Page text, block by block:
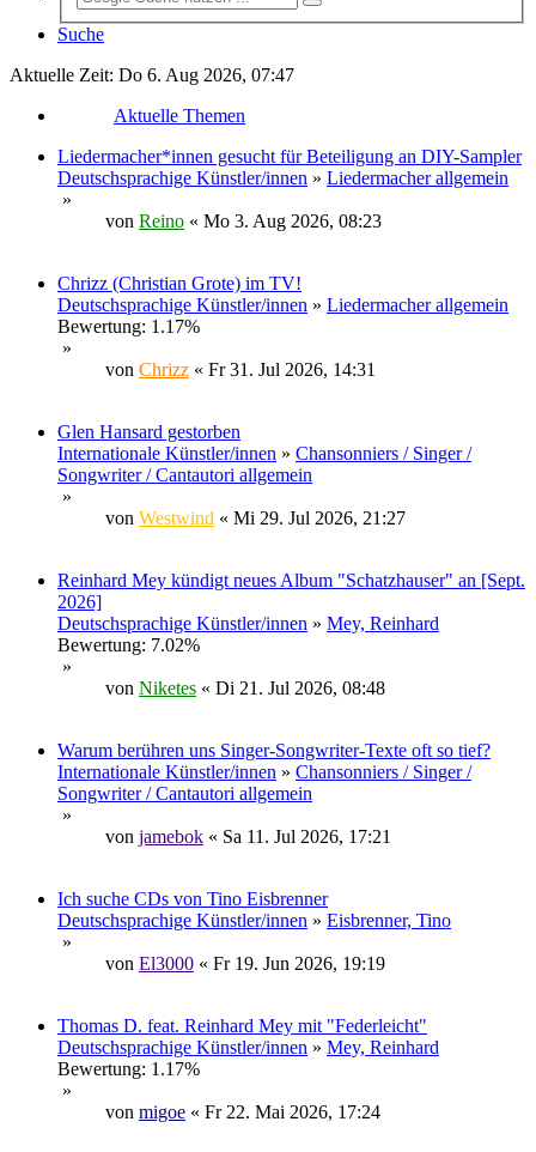
Suche
Aktuelle Zeit: Do 6. Aug 2026, 07:47
Aktuelle Themen
Liedermacher*innen gesucht für Beteiligung an DIY-Sampler
Deutschsprachige Künstler/innen » Liedermacher allgemein
»
von Reino « Mo 3. Aug 2026, 08:23
Chrizz (Christian Grote) im TV!
Deutschsprachige Künstler/innen » Liedermacher allgemein
Bewertung: 1.17%
»
von Chrizz « Fr 31. Jul 2026, 14:31
Glen Hansard gestorben
Internationale Künstler/innen » Chansonniers / Singer /
Songwriter / Cantautori allgemein
»
von Westwind « Mi 29. Jul 2026, 21:27
Reinhard Mey kündigt neues Album "Schatzhauser" an [Sept.
2026]
Deutschsprachige Künstler/innen » Mey, Reinhard
Bewertung: 7.02%
»
von Niketes « Di 21. Jul 2026, 08:48
Warum berühren uns Singer-Songwriter-Texte oft so tief?
Internationale Künstler/innen » Chansonniers / Singer /
Songwriter / Cantautori allgemein
»
von jamebok « Sa 11. Jul 2026, 17:21
Ich suche CDs von Tino Eisbrenner
Deutschsprachige Künstler/innen » Eisbrenner, Tino
»
von El3000 « Fr 19. Jun 2026, 19:19
Thomas D. feat. Reinhard Mey mit "Federleicht"
Deutschsprachige Künstler/innen » Mey, Reinhard
Bewertung: 1.17%
»
von migoe « Fr 22. Mai 2026, 17:24